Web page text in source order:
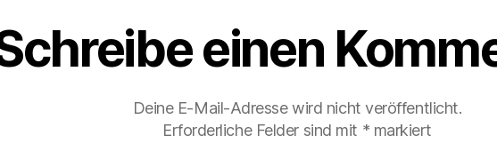
einen
Deine E-Mail-Adresse wird nicht veröffentlicht.
Erforderliche Felder sind mit * markiert